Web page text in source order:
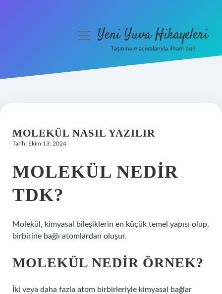
Hakkımızda
menüyüYeni Yuva Hikayeleri
Taşınma maceralarıyla ilham bul!
MOLEKÜL NASIL YAZILIR
Tarih: Ekim 13, 2024
MOLEKÜL NEDIR
TDK?
Molekül, kimyasal bileşiklerin en küçük temel yapısı olup,
birbirine bağlı atomlardan oluşur.
MOLEKÜL NEDIR ÖRNEK?
İki veya daha fazla atom birbirleriyle kimyasal bağlar